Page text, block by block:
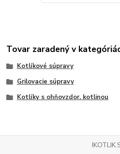
Tovar zaradený v
Kotlíkové súpravy
Grilovacie súpravy
Kotlíky s ohňovzdor. kotlinou